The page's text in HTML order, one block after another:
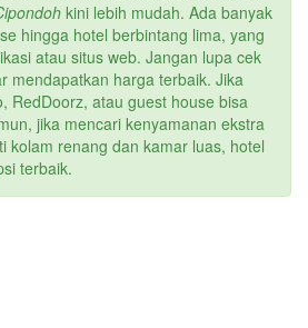
kini lebih mudah. Ada banyak
hingga hotel berbintang lima, yang
atau situs web. Jangan lupa cek
mendapatkan harga terbaik. Jika
RedDoorz, atau guest house bisa
jika mencari kenyamanan ekstra
kolam renang dan kamar luas, hotel
terbaik.